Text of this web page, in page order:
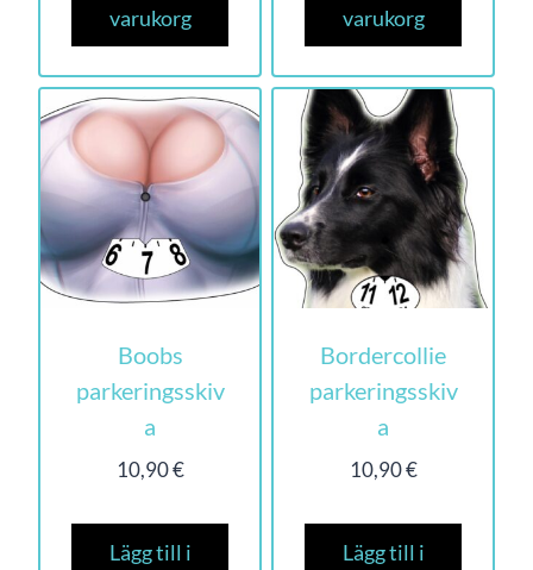
varukorg
varukorg
Boobs
parkeringsskiv
a
10,90€
Lägg till i
Bordercollie
parkeringsskiv
a
10,90€
Lägg till i